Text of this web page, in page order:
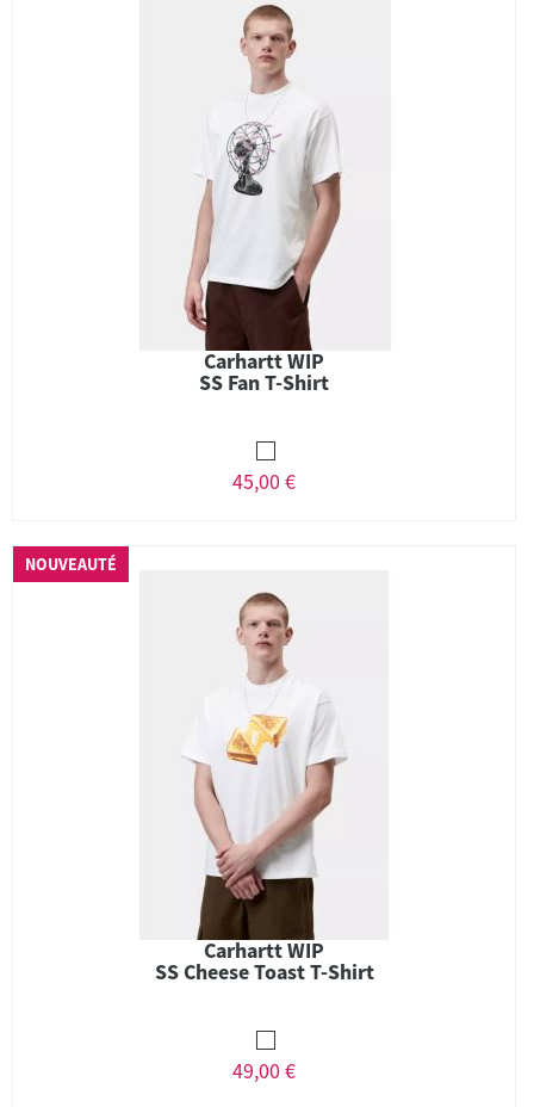
Carhartt WIP
SS Fan T-Shirt
45,00 €
NOUVEAUTÉ
Carhartt WIP
SS Cheese Toast T-Shirt
49,00 €